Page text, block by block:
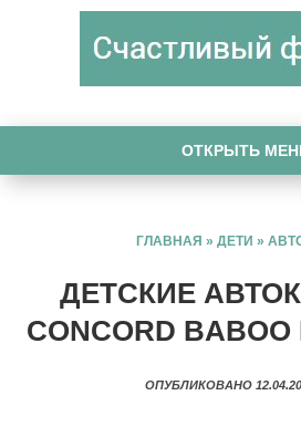
ОТКРЫТЬ
ГЛАВНАЯ » ДЕТИ »
ДЕТСКИЕ
CONCORD
ОПУБЛИКОВАНО